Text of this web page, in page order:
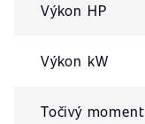
Výkon HP
Výkon kW
Točivý moment